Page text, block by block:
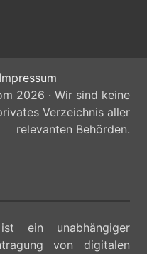
Impressum
2026 · Wir sind keine
Verzeichnis aller
relevanten Behörden.
ein unabhängiger
von digitalen